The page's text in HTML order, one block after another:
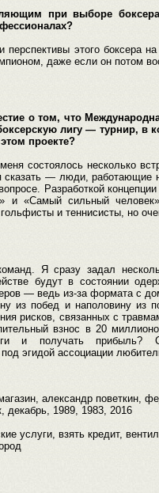
при выборе
перспективы этого боксера
даже если он потом
о том, что
лигу — турнир, в
проекте?
состоялось несколько
сказать — люди, работающие
Разработкой
и «Самый сильный
и теннисисты, но
Я сразу задал
будут в состоянии
— ведь из-за формата с
из побед и наполовину из
рисков, связанных с
взнос в 20
и получать прибыль?
эгидой ассоциации
александр поветкин,
декабрь, 1989, 1983, 2016
услуги, взять кредит,